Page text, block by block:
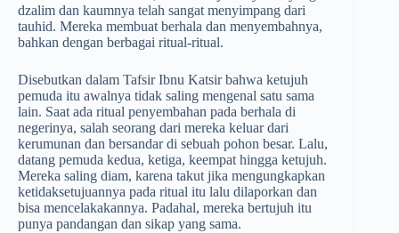
dzalim dan kaumnya telah sangat menyimpang dari
tauhid. Mereka membuat berhala dan menyembahnya,
bahkan dengan berbagai ritual-ritual.
Disebutkan dalam Tafsir Ibnu Katsir bahwa ketujuh
pemuda itu awalnya tidak saling mengenal satu sama
lain. Saat ada ritual penyembahan pada berhala di
negerinya, salah seorang dari mereka keluar dari
kerumunan dan bersandar di sebuah pohon besar. Lalu,
datang pemuda kedua, ketiga, keempat hingga ketujuh.
Mereka saling diam, karena takut jika mengungkapkan
ketidaksetujuannya pada ritual itu lalu dilaporkan dan
bisa mencelakakannya. Padahal, mereka bertujuh itu
punya pandangan dan sikap yang sama.